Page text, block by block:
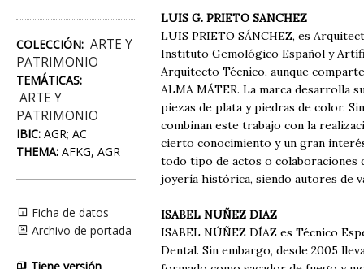
COLECCIÓN: ARTE Y
PATRIMONIO
TEMÁTICAS:
ARTE Y
PATRIMONIO
IBIC: AGR; AC
THEMA: AFKG, AGR
Ficha de datos
Archivo de portada
LUIS G. PRIETO SANCHEZ
LUIS PRIETO SÁNCHEZ, es
Instituto Gemológico Español y
Arquitecto Técnico, aunque
ALMA MÁTER. La marca desarrolla
piezas de plata y piedras de color.
combinan este trabajo con la
cierto conocimiento y un gran
todo tipo de actos o colaboraciones
joyería histórica, siendo autores de
ISABEL NUÑEZ DIAZ
ISABEL NÚÑEZ DÍAZ es Técnico
Dental. Sin embargo, desde 2005